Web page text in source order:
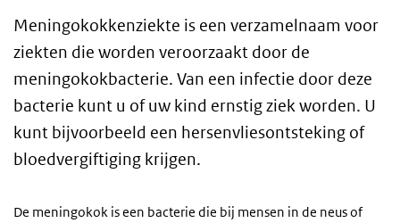
Meningokokkenziekte is een verzamelnaam voor
ziekten die worden veroorzaakt door de
meningokokbacterie. Van een infectie door deze
bacterie kunt u of uw kind ernstig ziek worden. U
kunt bijvoorbeeld een hersenvliesontsteking of
bloedvergiftiging krijgen.
De meningokok is een bacterie die bij mensen in de neus of